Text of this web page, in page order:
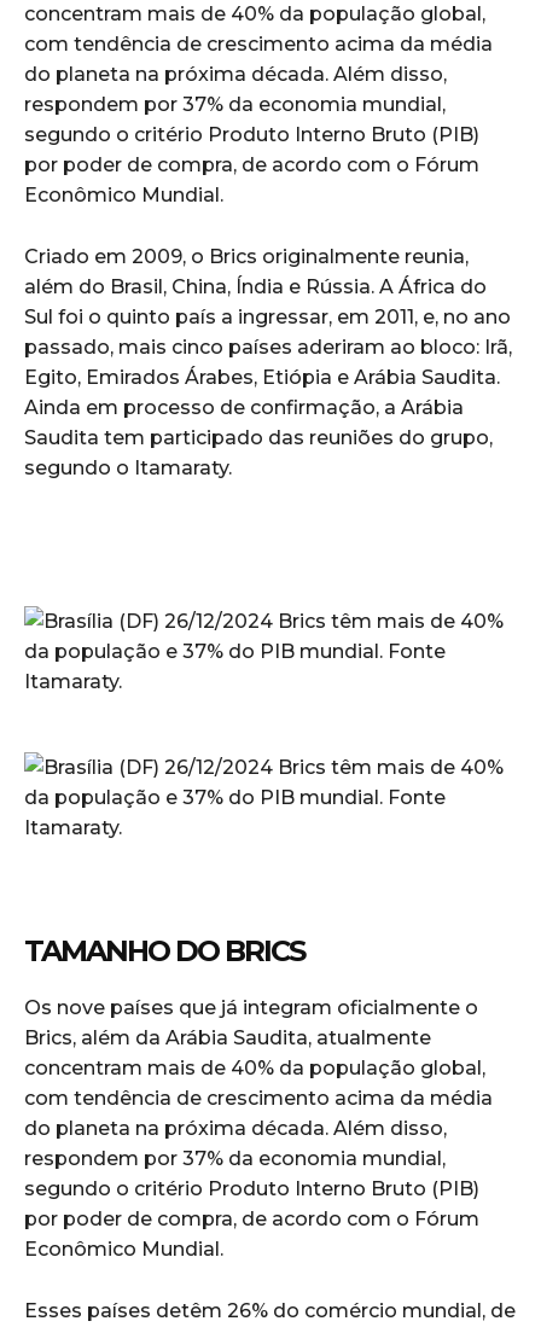
concentram mais de 40% da população global,
com tendência de crescimento acima da média
do planeta na próxima década. Além disso,
respondem por 37% da economia mundial,
segundo o critério Produto Interno Bruto (PIB)
por poder de compra, de acordo com o Fórum
Econômico Mundial.
Criado em 2009, o Brics originalmente reunia,
além do Brasil, China, Índia e Rússia. A África do
Sul foi o quinto país a ingressar, em 2011, e, no ano
passado, mais cinco países aderiram ao bloco: Irã,
Egito, Emirados Árabes, Etiópia e Arábia Saudita.
Ainda em processo de confirmação, a Arábia
Saudita tem participado das reuniões do grupo,
segundo o Itamaraty.
TAMANHO DO BRICS
Os nove países que já integram oficialmente o
Brics, além da Arábia Saudita, atualmente
concentram mais de 40% da população global,
com tendência de crescimento acima da média
do planeta na próxima década. Além disso,
respondem por 37% da economia mundial,
segundo o critério Produto Interno Bruto (PIB)
por poder de compra, de acordo com o Fórum
Econômico Mundial.
Esses países detêm 26% do comércio mundial, de